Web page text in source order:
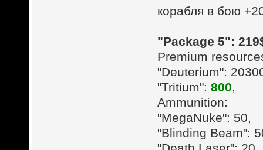
корабля в бою
"Package 5":
Premium
"Deuterium":
"Tritium":800,
Ammunition:
"MegaNuke": 50,
"Blinding Beam":